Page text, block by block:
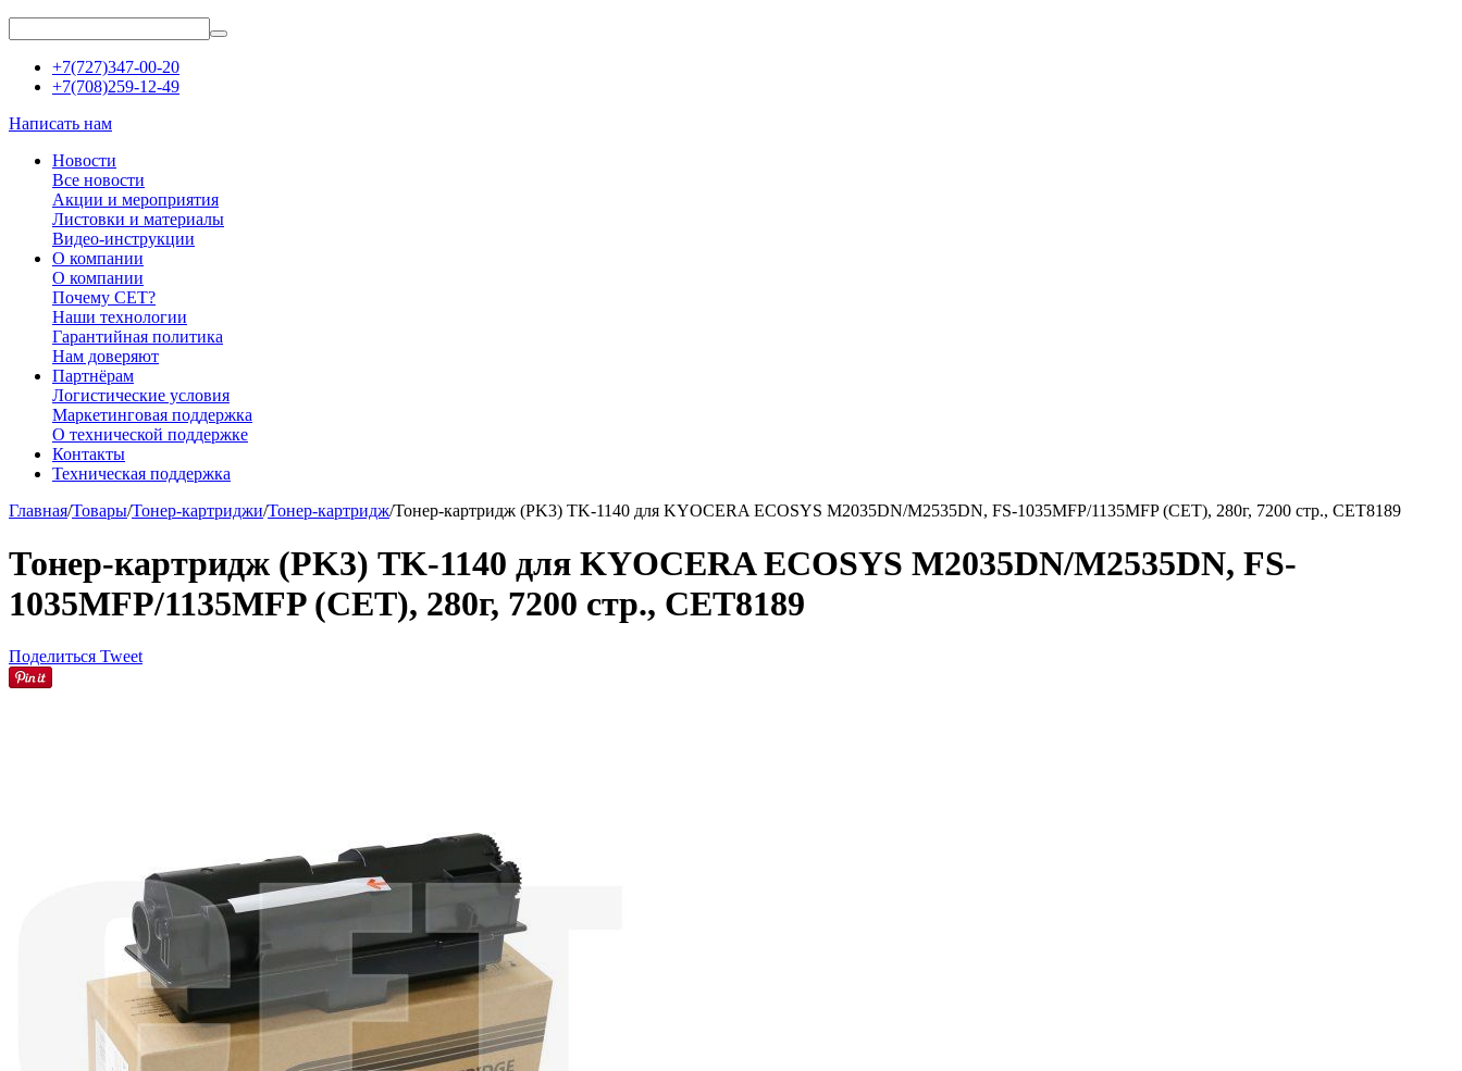
+7(727)347-00-20
+7(708)259-12-49
Написать нам
Новости
Все новости
Акции и мероприятия
Листовки и материалы
Видео-инструкции
О компании
О компании
Почему CET?
Наши технологии
Гарантийная политика
Нам доверяют
Партнёрам
Логистические условия
Маркетинговая поддержка
О технической поддержке
Контакты
Техническая поддержка
Главная/Товары/Тонер-картриджи/Тонер-картридж/Тонер-картридж (PK3) TK-1140 для KYOCERA ECOSYS M2035DN/M2535DN, FS-1035MFP/1135MFP (CET), 280г, 7200 стр., CET8189
Тонер-картридж (PK3) TK-1140 для KYOCERA ECOSYS M2035DN/M2535DN, FS-
1035MFP/1135MFP (CET), 280г, 7200 стр., CET8189
Поделиться Tweet